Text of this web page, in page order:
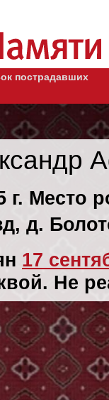
пострадавших
г. Место
д.
17
Не